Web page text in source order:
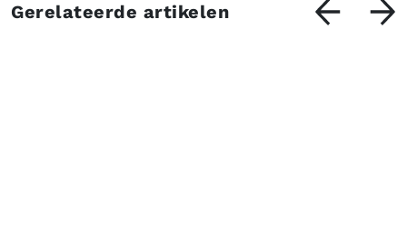
Gerelateerde artikelen